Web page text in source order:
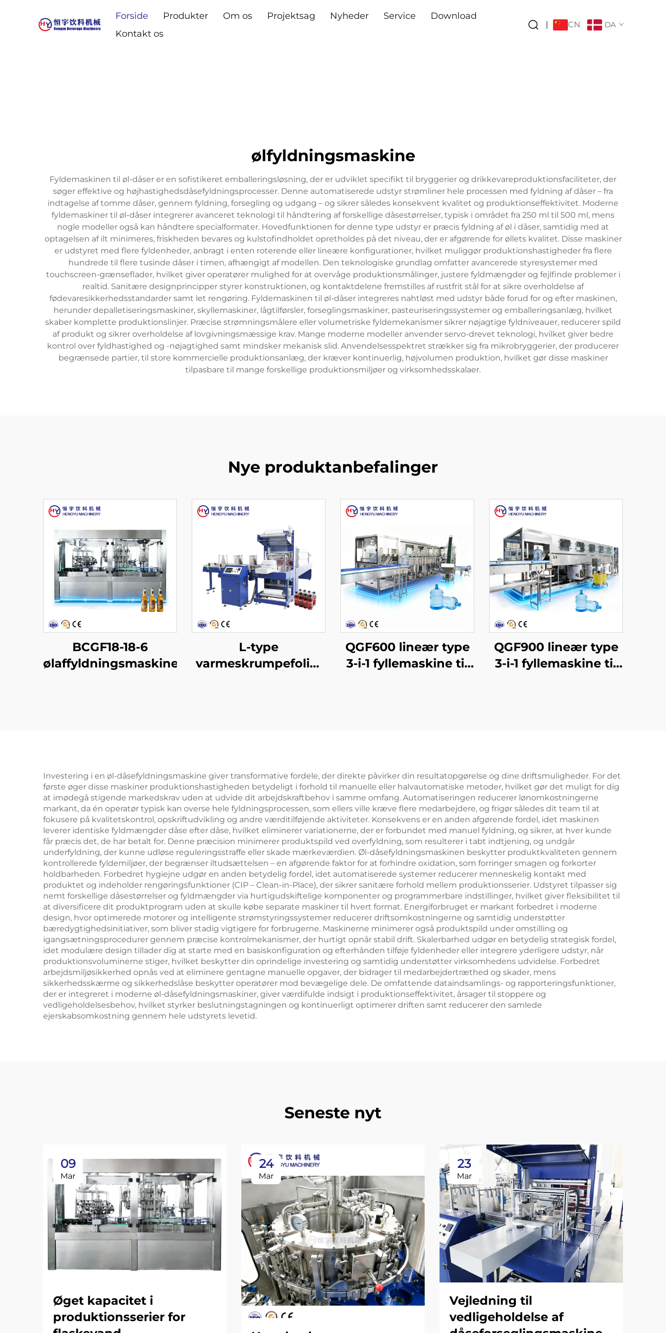
Forside Produkter Om os Projektsag Nyheder Service
Download
Kontakt os
| CN DA
ølfyldningsmaskine
Fyldemaskinen til øl-dåser er en sofistikeret emballeringsløsning, der er udviklet specifikt til bryggerier og drikkevareproduktionsfaciliteter, der
søger effektive og højhastighedsdåsefyldningsprocesser. Denne automatiserede udstyr strømliner hele processen med fyldning af dåser – fra
indtagelse af tomme dåser, gennem fyldning, forsegling og udgang – og sikrer således konsekvent kvalitet og produktionseffektivitet. Moderne
fyldemaskiner til øl-dåser integrerer avanceret teknologi til håndtering af forskellige dåsestørrelser, typisk i området fra 250 ml til 500 ml, mens
nogle modeller også kan håndtere specialformater. Hovedfunktionen for denne type udstyr er præcis fyldning af øl i dåser, samtidig med at
optagelsen af ilt minimeres, friskheden bevares og kulstofindholdet opretholdes på det niveau, der er afgørende for øllets kvalitet. Disse maskiner
er udstyret med flere fyldenheder, anbragt i enten roterende eller lineære konfigurationer, hvilket muliggør produktionshastigheder fra flere
hundrede til flere tusinde dåser i timen, afhængigt af modellen. Den teknologiske grundlag omfatter avancerede styresystemer med
touchscreen-grænseflader, hvilket giver operatører mulighed for at overvåge produktionsmålinger, justere fyldmængder og fejlfinde problemer i
realtid. Sanitære designprincipper styrer konstruktionen, og kontaktdelene fremstilles af rustfrit stål for at sikre overholdelse af
fødevaresikkerhedsstandarder samt let rengøring. Fyldemaskinen til øl-dåser integreres nahtløst med udstyr både forud for og efter maskinen,
herunder depalletiseringsmaskiner, skyllemaskiner, lågtilførsler, forseglingsmaskiner, pasteuriseringssystemer og emballeringsanlæg, hvilket
skaber komplette produktionslinjer. Præcise strømningsmålere eller volumetriske fyldemekanismer sikrer nøjagtige fyldniveauer, reducerer spild
af produkt og sikrer overholdelse af lovgivningsmæssige krav. Mange moderne modeller anvender servo-drevet teknologi, hvilket giver bedre
kontrol over fyldhastighed og -nøjagtighed samt mindsker mekanisk slid. Anvendelsesspektret strækker sig fra mikrobryggerier, der producerer
begrænsede partier, til store kommercielle produktionsanlæg, der kræver kontinuerlig, højvolumen produktion, hvilket gør disse maskiner
tilpasbare til mange forskellige produktionsmiljøer og virksomhedsskalaer.
Nye produktanbefalinger
BCGF18-18-6
ølaffyldningsmaskine
L-type
varmeskrumpefolie-
QGF600 lineær type
3-i-1 fyllemaskine til
QGF900 lineær type
3-i-1 fyllemaskine til
Investering i en øl-dåsefyldningsmaskine giver transformative fordele, der direkte påvirker din resultatopgørelse og dine driftsmuligheder. For det
første øger disse maskiner produktionshastigheden betydeligt i forhold til manuelle eller halvautomatiske metoder, hvilket gør det muligt for dig
at imødegå stigende markedskrav uden at udvide dit arbejdskraftbehov i samme omfang. Automatiseringen reducerer lønomkostningerne
markant, da én operatør typisk kan overse hele fyldningsprocessen, som ellers ville kræve flere medarbejdere, og frigør således dit team til at
fokusere på kvalitetskontrol, opskriftudvikling og andre værditilføjende aktiviteter. Konsekvens er en anden afgørende fordel, idet maskinen
leverer identiske fyldmængder dåse efter dåse, hvilket eliminerer variationerne, der er forbundet med manuel fyldning, og sikrer, at hver kunde
får præcis det, de har betalt for. Denne præcision minimerer produktspild ved overfyldning, som resulterer i tabt indtjening, og undgår
underfyldning, der kunne udløse reguleringsstraffe eller skade mærkeværdien. Øl-dåsefyldningsmaskinen beskytter produktkvaliteten gennem
kontrollerede fyldemiljøer, der begrænser iltudsættelsen – en afgørende faktor for at forhindre oxidation, som forringer smagen og forkorter
holdbarheden. Forbedret hygiejne udgør en anden betydelig fordel, idet automatiserede systemer reducerer menneskelig kontakt med
produktet og indeholder rengøringsfunktioner (CIP – Clean-in-Place), der sikrer sanitære forhold mellem produktionsserier. Udstyret tilpasser sig
nemt forskellige dåsestørrelser og fyldmængder via hurtigudskiftelige komponenter og programmerbare indstillinger, hvilket giver fleksibilitet til
at diversificere dit produktprogram uden at skulle købe separate maskiner til hvert format. Energiforbruget er markant forbedret i moderne
design, hvor optimerede motorer og intelligente strømstyringssystemer reducerer driftsomkostningerne og samtidig understøtter
bæredygtighedsinitiativer, som bliver stadig vigtigere for forbrugerne. Maskinerne minimerer også produktspild under omstilling og
igangsætningsprocedurer gennem præcise kontrolmekanismer, der hurtigt opnår stabil drift. Skalerbarhed udgør en betydelig strategisk fordel,
idet modulære design tillader dig at starte med en basiskonfiguration og efterhånden tilføje fyldenheder eller integrere yderligere udstyr, når
produktionsvoluminerne stiger, hvilket beskytter din oprindelige investering og samtidig understøtter virksomhedens udvidelse. Forbedret
arbejdsmiljøsikkerhed opnås ved at eliminere gentagne manuelle opgaver, der bidrager til medarbejdertræthed og skader, mens
sikkerhedsskærme og sikkerhedslåse beskytter operatører mod bevægelige dele. De omfattende dataindsamlings- og rapporteringsfunktioner,
der er integreret i moderne øl-dåsefyldningsmaskiner, giver værdifulde indsigt i produktionseffektivitet, årsager til stoppere og
vedligeholdelsesbehov, hvilket styrker beslutningstagningen og kontinuerligt optimerer driften samt reducerer den samlede
ejerskabsomkostning gennem hele udstyrets levetid.
Seneste nyt
09
Mar
Øget kapacitet i
produktionsserier for
24
Mar
23
Mar
Vejledning til
vedligeholdelse af